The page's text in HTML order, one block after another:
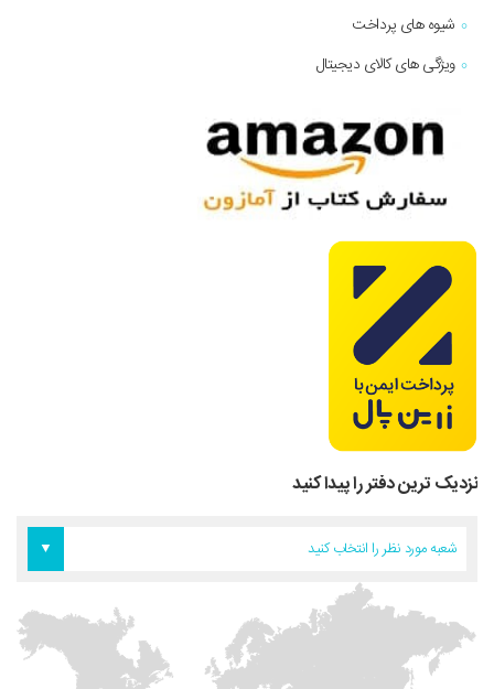
شیوه های پرداخت
ویژگی های کالای دیجیتال
نزدیک ترین دفتر را پیدا کنید
شعبه مورد نظر را انتخاب کنید